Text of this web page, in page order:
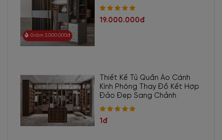
Giảm 3.000.000đ
19.000.000đ
Thiết Kế Tủ Quần Áo Cánh
Kính Phòng Thay Đồ Kết Hợp
Đảo Đẹp Sang Chảnh
1đ